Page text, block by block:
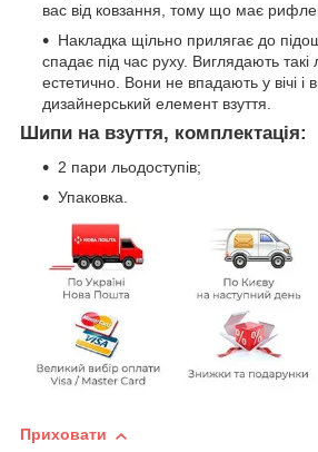
вас від ковзання, тому що має
Накладка щільно прилягає до
спадає під час руху. Виглядають
естетично. Вони не впадають у вічі і
дизайнерський елемент взуття.
Шипи на взуття, комплектація:
2 пари льодоступів;
Упаковка.
Приховати